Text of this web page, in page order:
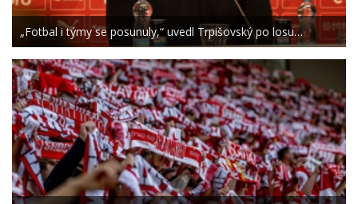
„Fotbal i týmy se posunuly,“ uvedl Trpišovský po losu…